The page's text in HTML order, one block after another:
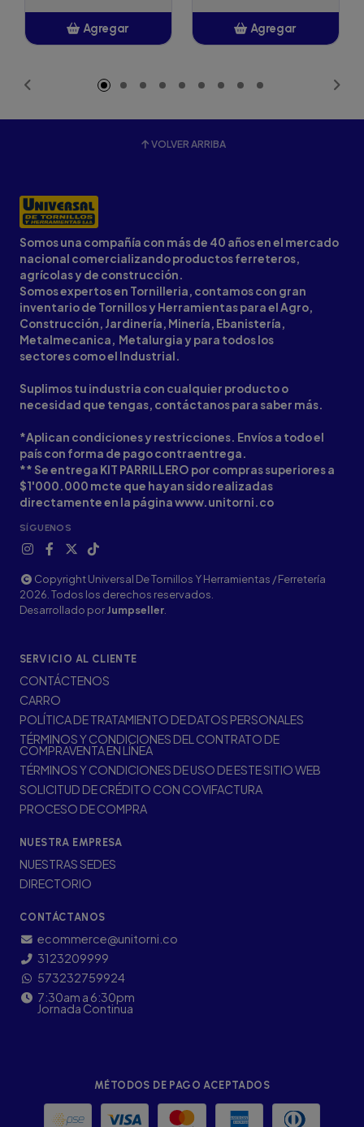
Agregar Agregar
VOLVER ARRIBA
Somos una compañía con más de 40 años en el mercado
nacional comercializando productos ferreteros,
agrícolas y de construcción.
Somos expertos en Tornilleria, contamos con gran
inventario de Tornillos y Herramientas para el Agro,
Construcción, Jardinería, Minería, Ebanistería,
Metalmecanica, Metalurgia y para todos los
sectores como el Industrial.
Suplimos tu industria con cualquier producto o
necesidad que tengas, contáctanos para saber más.
*Aplican condiciones y restricciones. Envíos a todo el
país con forma de pago contraentrega.
** Se entrega KIT PARRILLERO por compras superiores a
$1'000.000 mcte que hayan sido realizadas
directamente en la página www.unitorni.co
SÍGUENOS
Copyright Universal De Tornillos Y Herramientas / Ferretería
2026. Todos los derechos reservados.
Desarrollado porJumpseller
SERVICIO AL CLIENTE
CONTÁCTENOS
CARRO
POLÍTICA DE TRATAMIENTO DE DATOS PERSONALES
TÉRMINOS Y CONDICIONES DEL CONTRATO DE
COMPRAVENTA EN LÍNEA
TÉRMINOS Y CONDICIONES DE USO DE ESTE SITIO WEB
SOLICITUD DE CRÉDITO CON COVIFACTURA
PROCESO DE COMPRA
NUESTRA EMPRESA
NUESTRAS SEDES
DIRECTORIO
CONTÁCTANOS
ecommerce@unitorni.co
3123209999
573232759924
7:30am a 6:30pm
Jornada Continua
MÉTODOS DE PAGO ACEPTADOS